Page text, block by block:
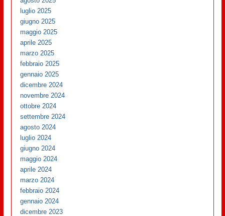
luglio 2025
giugno 2025
maggio 2025
aprile 2025
marzo 2025
febbraio 2025
gennaio 2025
dicembre 2024
novembre 2024
ottobre 2024
settembre 2024
agosto 2024
luglio 2024
giugno 2024
maggio 2024
aprile 2024
marzo 2024
febbraio 2024
gennaio 2024
dicembre 2023